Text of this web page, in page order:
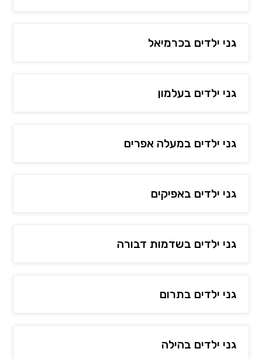
גני ילדים בכרמיאל
גני ילדים בעלמון
גני ילדים במעלה אפרים
גני ילדים באפיקים
גני ילדים בשדמות דבורה
גני ילדים בתרום
גני ילדים בהילה